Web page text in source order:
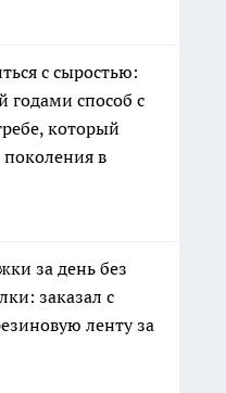
с сыростью:
годами способ с
который
в
за день без
заказал с
ленту за